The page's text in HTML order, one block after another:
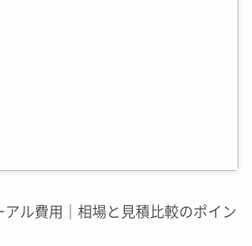
アル費用｜相場と見積比較のポイン